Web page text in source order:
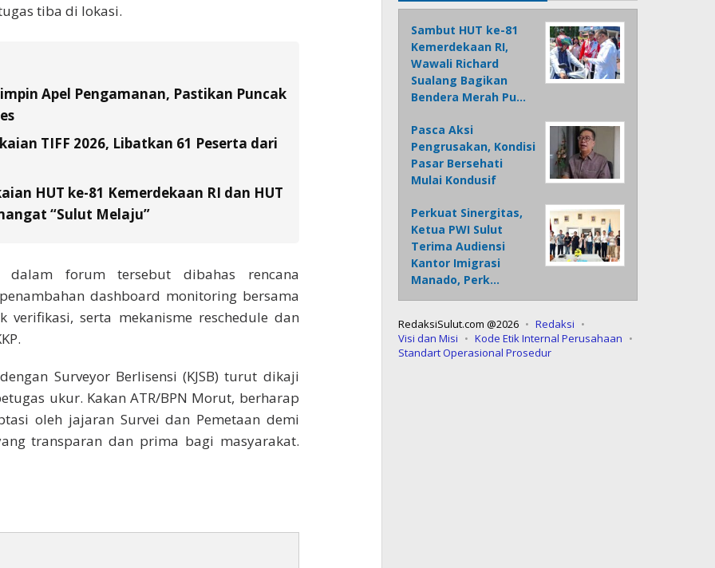
tiba di lokasi.
Apel Pengamanan, Pastikan Puncak
TIFF 2026, Libatkan 61 Peserta dari
HUT ke-81 Kemerdekaan RI dan HUT
“Sulut Melaju”
forum tersebut dibahas rencana
dashboard monitoring bersama
serta mekanisme reschedule dan
Surveyor Berlisensi (KJSB) turut dikaji
ukur. Kakan ATR/BPN Morut, berharap
oleh jajaran Survei dan Pemetaan demi
transparan dan prima bagi masyarakat.
Sambut HUT ke-81
Kemerdekaan RI,
Wawali Richard
Sualang Bagikan
Bendera Merah Pu…
Pasca Aksi
Pengrusakan, Kondisi
Pasar Bersehati
Mulai Kondusif
Perkuat Sinergitas,
Ketua PWI Sulut
Terima Audiensi
Kantor Imigrasi
Manado, Perk…
RedaksiSulut.com @2026
Redaksi
Visi dan Misi
Kode Etik Internal Perusahaan
Standart Operasional Prosedur